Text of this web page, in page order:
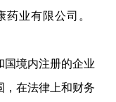
业有限公司。
国境内注册的企业
，在法律上和财务